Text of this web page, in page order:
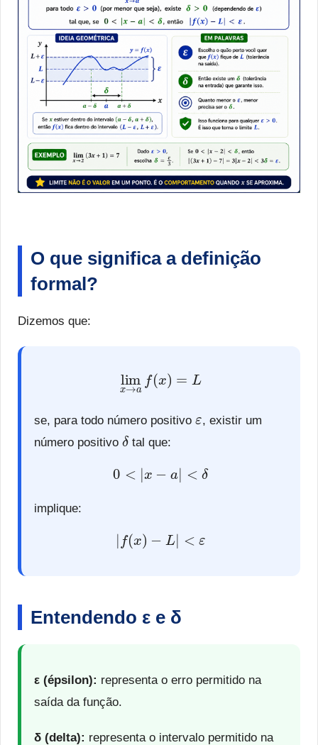
O que significa a definição
formal?
Dizemos que:
limx →af =L
se, para todo número positivo
, existir um
número positivo
δ
tal que:
0 < <
implique:
| (x L| < ε
Entendendo ε e δ
ε (épsilon): representa o erro permitido na
saída da função.
δ (delta): representa o intervalo permitido na